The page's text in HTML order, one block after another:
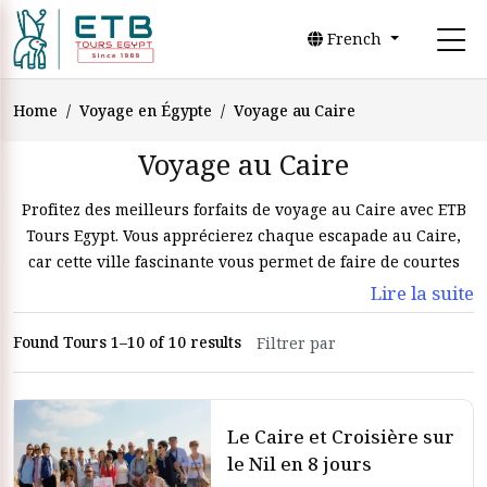
French
Home Voyage en Égypte Voyage au Caire
Voyage au Caire
Profitez des meilleurs forfaits de voyage au Caire avec ETB
Tours Egypt. Vous apprécierez chaque escapade au Caire,
car cette ville fascinante vous permet de faire de courtes
Pyramides de Gizehet leMusée
égyptien. Vous pouvez également effectuer un tour copte et
islamique dans le cadre de vos
Forfaits de luxe en Egypte
Forfaits de voyage au Caire
Lire la suite
Found Tours 1–10 of 10 results
Le Caire et Croisière sur
le Nil en 8 jours